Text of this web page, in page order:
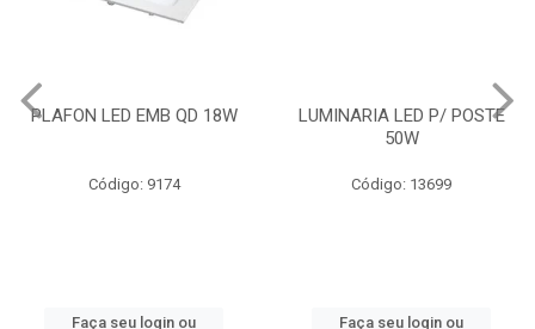
PLAFON LED EMB QD 18W
Código: 9174
Faça seu login ou
LUMINARIA LED P/ POSTE
50W
Código: 13699
Faça seu login ou